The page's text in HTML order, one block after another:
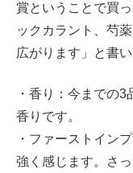
賞ということで買
ックカラント、芍
広がります」と書い
・香り：今までの
香りです。
・ファーストイン
強く感じます。さ